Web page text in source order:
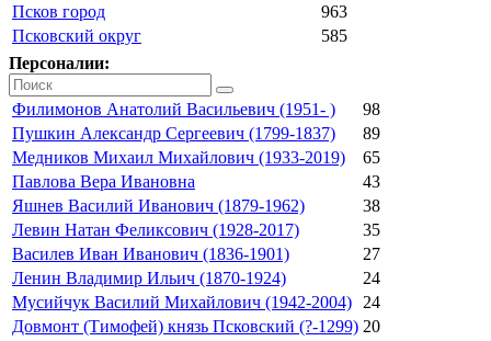
Псков город
963
Псковский округ
585
Персоналии:
Филимонов Анатолий Васильевич (1951- )
98
Пушкин Александр Сергеевич (1799-1837)
89
Медников Михаил Михайлович (1933-2019)
65
Павлова Вера Ивановна
43
Яшнев Василий Иванович (1879-1962)
38
Левин Натан Феликсович (1928-2017)
35
Василев Иван Иванович (1836-1901)
27
Ленин Владимир Ильич (1870-1924)
24
Мусийчук Василий Михайлович (1942-2004)
24
Довмонт (Тимофей) князь Псковский (?-1299) 20